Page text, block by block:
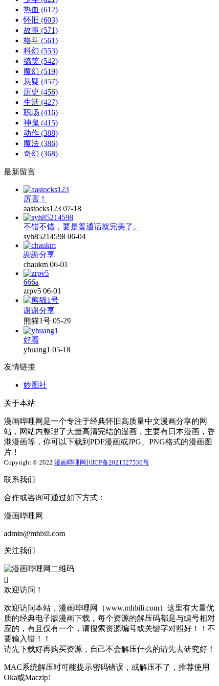
热血 (612)
怀旧 (603)
故事 (571)
格斗 (561)
科幻 (553)
搞笑 (542)
魔幻 (519)
悬疑 (457)
历史 (456)
生活 (427)
职场 (416)
神鬼 (415)
动作 (388)
魔法 (386)
奇幻 (368)
最新留言
厉害！
aastocks123 07-18
不错不错，要是普通话就完美了。
syh85214598 06-04
謝謝分享
chaukm 06-01
666a
zrpv5 06-01
谢谢分享
熊猫1号 05-29
好看
yhuang1 05-18
友情链接
妙图社
关于本站
漫画哔哩网是一个专注于经典怀旧高质量中文漫画分享的网
站，网站内整理了大量高清完结的漫画，主要有日本漫画，香
港漫画等，你可以下载到PDF漫画或JPG、PNG格式的漫画图
片！
Copyright © 2022 漫画哔哩网 川ICP备2021527536号
联系我们
合作或咨询可通过如下方式：
漫画哔哩网
admin@mhbili.com
关注我们

欢迎访问！
欢迎访问本站，漫画哔哩网（www.mhbili.com）这里有大量优
质的经典电子版漫画下载，每个资源的解压码都是与编号相对
应的，有且仅有一个，请搜索资源编号或关键字对照好！！不
要输入错！！
请先下载好再购买资源，自己不会解压什么的请先去研究好！
MAC系统解压时可能提示密码错误，或解压不了，推荐使用
Oka或Maczip!